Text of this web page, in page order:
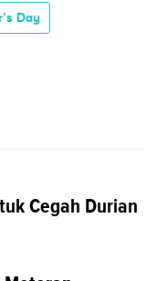
Day
Cegah Durian